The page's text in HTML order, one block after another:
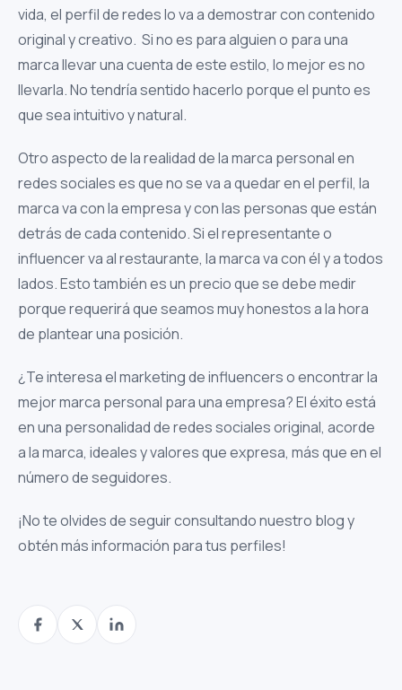
vida, el perfil de redes lo va a demostrar con contenido
original y creativo. Si no es para alguien o para una
marca llevar una cuenta de este estilo, lo mejor es no
llevarla. No tendría sentido hacerlo porque el punto es
que sea intuitivo y natural.
Otro aspecto de la realidad de la marca personal en
redes sociales es que no se va a quedar en el perfil, la
marca va con la empresa y con las personas que están
detrás de cada contenido. Si el representante o
influencer va al restaurante, la marca va con él y a todos
lados. Esto también es un precio que se debe medir
porque requerirá que seamos muy honestos a la hora
de plantear una posición.
¿Te interesa el marketing de influencers o encontrar la
mejor marca personal para una empresa? El éxito está
en una personalidad de redes sociales original, acorde
a la marca, ideales y valores que expresa, más que en el
número de seguidores.
¡No te olvides de seguir consultando nuestro blog y
obtén más información para tus perfiles!